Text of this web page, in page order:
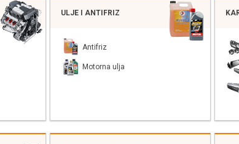
ULJE I ANTIFRIZ
Antifriz
Motorna ulja